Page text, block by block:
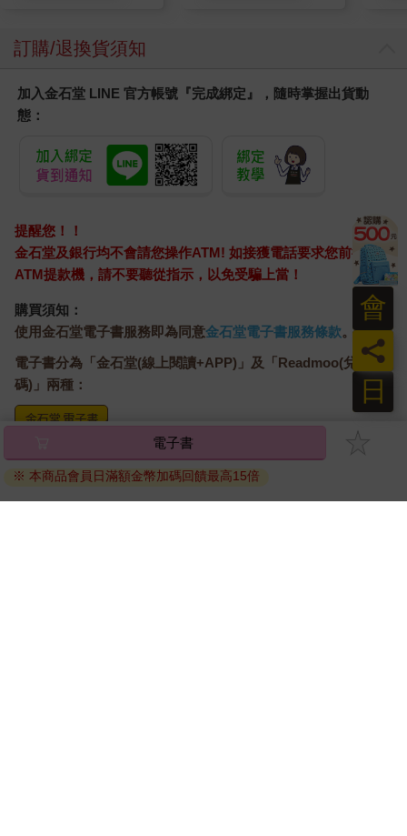
訂購/退換貨須知
加入金石堂 LINE 官方帳號『完成綁定』，隨時掌握出貨動
態：
提醒您！！
金石堂及銀行均不會請您操作ATM! 如接獲電話要求您前往
ATM提款機，請不要聽從指示，以免受騙上當！
購買須知：
使用金石堂電子書服務即為同意金石堂電子書服務條款。
電子書分為「金石堂(線上閱讀+APP)」及「Readmoo(兌換
碼)」兩種：
將儲存於會員中心→電子書服務「我的e書櫃」，點選線上
閱讀直接開啟閱讀。
電子書
※ 本商品會員日滿額金幣加碼回饋最高15倍
日
員
會